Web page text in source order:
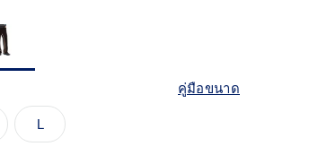
คู่มือขนาด
L